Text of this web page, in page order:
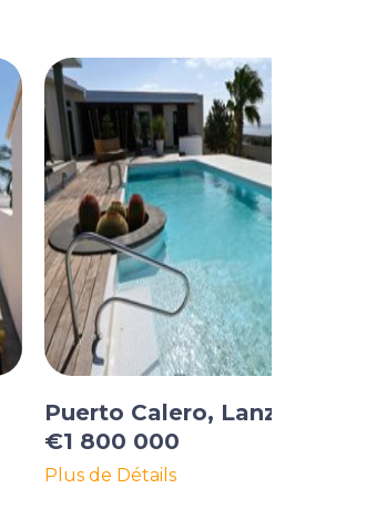
Puerto Calero, Lanzarote
€1 800 000
Plus de Détails